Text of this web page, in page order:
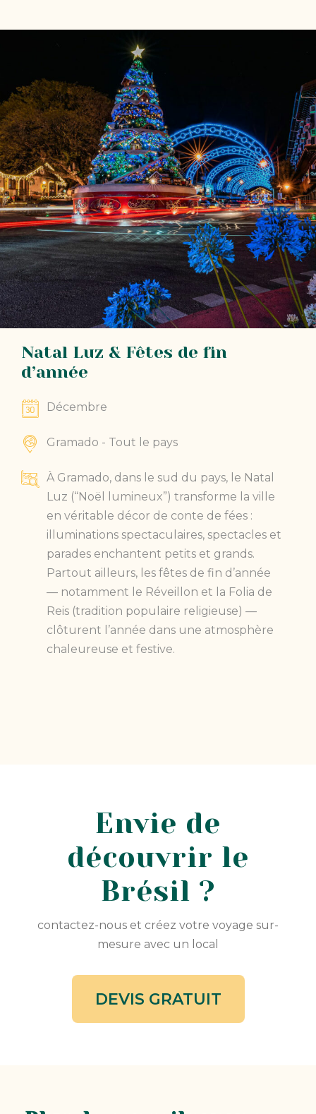
Natal Luz & Fêtes de fin
d’année
Décembre
Gramado - Tout le pays
À Gramado, dans le sud du pays, le Natal
Luz (“Noël lumineux”) transforme la ville
en véritable décor de conte de fées :
illuminations spectaculaires, spectacles et
parades enchantent petits et grands.
Partout ailleurs, les fêtes de fin d’année
— notamment le Réveillon et la Folia de
Reis (tradition populaire religieuse) —
clôturent l’année dans une atmosphère
chaleureuse et festive.
Envie de
découvrir le
Brésil ?
contactez-nous et créez votre voyage sur-
mesure avec un local
DEVIS GRATUIT